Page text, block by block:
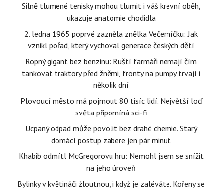
Silně tlumené tenisky mohou tlumit i váš krevní oběh,
ukazuje anatomie chodidla
2. ledna 1965 poprvé zazněla znělka Večerníčku: Jak
vznikl pořad, který vychoval generace českých dětí
Ropný gigant bez benzinu: Ruští farmáři nemají čím
tankovat traktory před žněmi, fronty na pumpy trvají i
několik dní
Plovoucí město má pojmout 80 tisíc lidí. Největší loď
světa připomíná sci-fi
Ucpaný odpad může povolit bez drahé chemie. Starý
domácí postup zabere jen pár minut
Khabib odmítl McGregorovu hru: Nemohl jsem se snížit
na jeho úroveň
Bylinky v květináči žloutnou, i když je zaléváte. Kořeny se